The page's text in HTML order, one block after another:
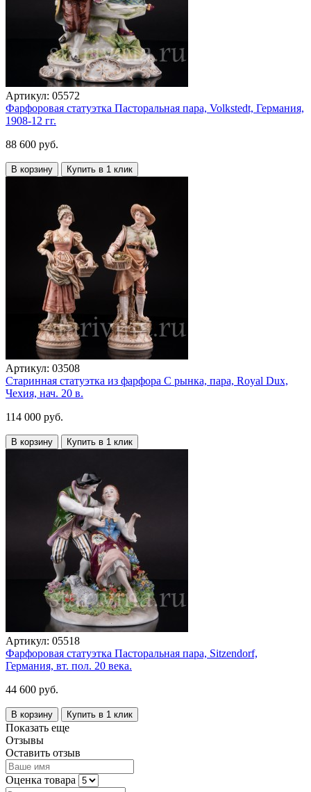
Артикул: 05572
Фарфоровая статуэтка Пасторальная пара, Volkstedt, Германия,
1908-12 гг.
88 600 руб.
В корзину Купить в 1 клик
Артикул: 03508
Старинная статуэтка из фарфора С рынка, пара, Royal Dux,
Чехия, нач. 20 в.
114 000 руб.
В корзину Купить в 1 клик
Артикул: 05518
Фарфоровая статуэтка Пасторальная пара, Sitzendorf,
Германия, вт. пол. 20 века.
44 600 руб.
В корзину Купить в 1 клик
Показать еще
Отзывы
Оставить отзыв
Оценка товара